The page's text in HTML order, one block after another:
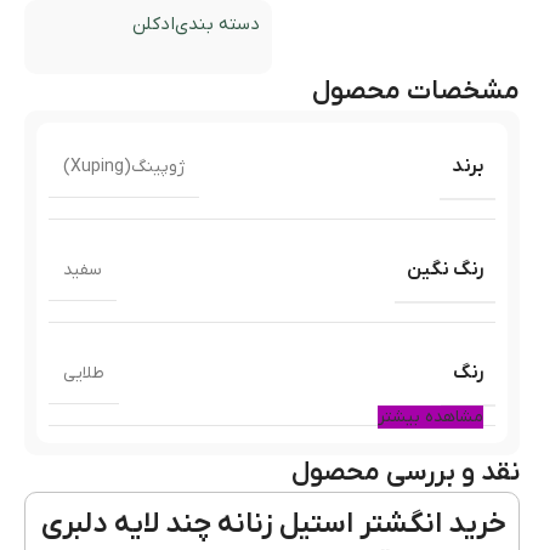
دسته بندیادکلن
مشخصات محصول
برند ژوپینگ(Xuping)
رنگ نگین سفید
رنگ طلایی
جنسیت بدلیجات
مشاهده بیشتر
نقد و بررسی محصول
خرید انگشتر استیل زنانه چند لایه دلبری